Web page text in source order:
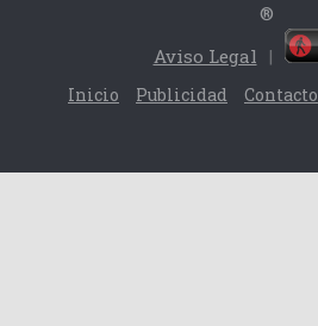
®
Aviso Legal |
Inicio Publicidad Contacto